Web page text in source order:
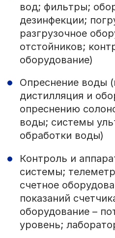
вод; фильтры;
дезинфекции;
разгрузочное
отстойников;
оборудование)
Опреснение воды
дистилляция и
опреснению
воды; системы
обработки воды)
Контроль и
системы;
счетное
показаний
оборудование –
уровень;